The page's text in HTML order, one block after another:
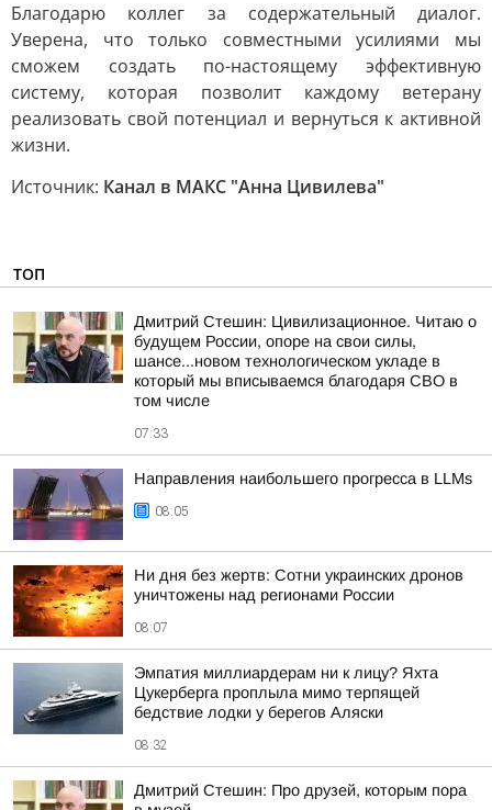
Благодарю коллег за содержательный диалог.
Уверена, что только совместными усилиями мы
сможем создать по-настоящему эффективную
систему, которая позволит каждому ветерану
реализовать свой потенциал и вернуться к активной
жизни.
Источник: Канал в МАКС "Анна Цивилева"
ТОП
Дмитрий Стешин: Цивилизационное. Читаю о
будущем России, опоре на свои силы,
шансе...новом технологическом укладе в
который мы вписываемся благодаря СВО в
том числе
07:33
Направления наибольшего прогресса в LLMs
08:05
Ни дня без жертв: Сотни украинских дронов
уничтожены над регионами России
08:07
Эмпатия миллиардерам ни к лицу? Яхта
Цукерберга проплыла мимо терпящей
бедствие лодки у берегов Аляски
08:32
Дмитрий Стешин: Про друзей, которым пора